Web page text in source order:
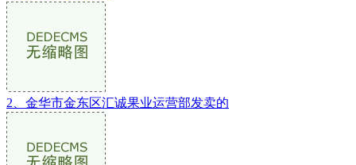
2、金华市金东区汇诚果业运营部发卖的